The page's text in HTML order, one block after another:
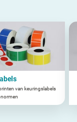
van keuringslabels